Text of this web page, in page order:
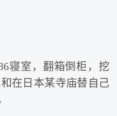
寝室，翻箱倒柜，挖
在日本某寺庙替自己